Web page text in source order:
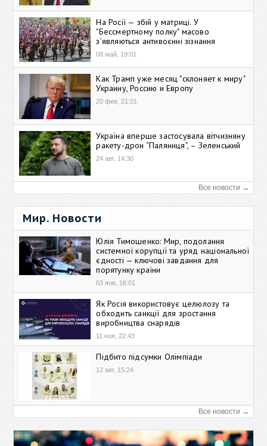
На Росії — збій у матриці. У
"Бессмертному полку" масово
зʼявляються антивоєнні зізнання
08 май, 19:01
Как Трамп уже месяц "склоняет к миру"
Украину, Россию и Европу
20 фев, 21:01
Україна вперше застосувала вітчизняну
ракету-дрон “Паляниця”, – Зеленський
24 авг, 14:30
Все новости →
Мир. Новости
Юлія Тимошенко: Мир, подолання
системної корупції та уряд національної
єдності — ключові завдання для
порятунку країни
03 янв, 16:01
Як Росія використовує целюлозу та
обходить санкції для зростання
виробництва снарядів
11 ноя, 22:43
Підбито підсумки Олімпіади
12 авг, 15:24
Все новости →